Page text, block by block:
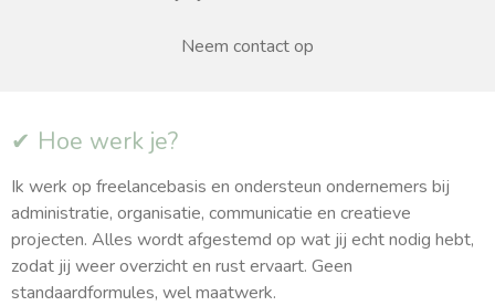
Neem contact op
✔ Hoe werk je?
Ik werk op freelancebasis en ondersteun ondernemers bij
administratie, organisatie, communicatie en creatieve
projecten. Alles wordt afgestemd op wat jij echt nodig hebt,
zodat jij weer overzicht en rust ervaart. Geen
standaardformules, wel maatwerk.